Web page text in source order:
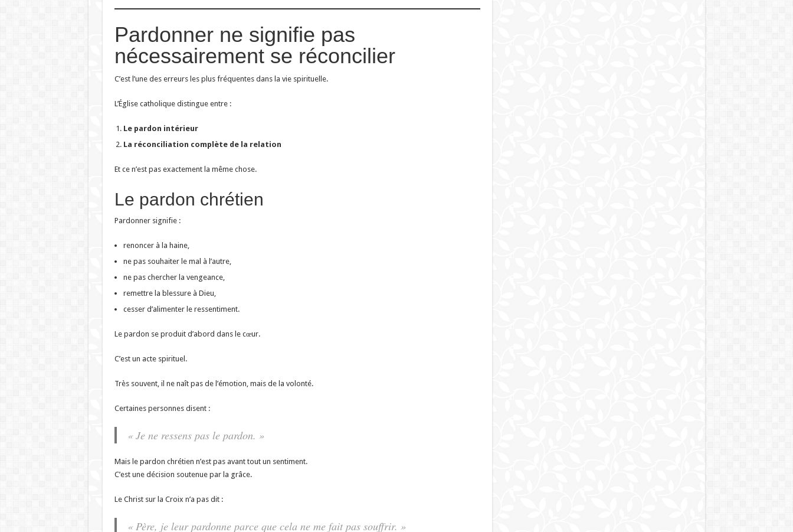
Pardonner ne signifie pas
nécessairement se réconcilier
C’est l’une des erreurs les plus fréquentes dans la vie spirituelle.
L’Église catholique distingue entre :
Le pardon intérieur
La réconciliation complète de la relation
Et ce n’est pas exactement la même chose.
Le pardon chrétien
Pardonner signifie :
renoncer à la haine,
ne pas souhaiter le mal à l’autre,
ne pas chercher la vengeance,
remettre la blessure à Dieu,
cesser d’alimenter le ressentiment.
Le pardon se produit d’abord dans le cœur.
C’est un acte spirituel.
Très souvent, il ne naît pas de l’émotion, mais de la volonté.
Certaines personnes disent :
« Je ne ressens pas le pardon. »
Mais le pardon chrétien n’est pas avant tout un sentiment.
C’est une décision soutenue par la grâce.
Le Christ sur la Croix n’a pas dit :
« Père, je leur pardonne parce que cela ne me fait pas souffrir. »